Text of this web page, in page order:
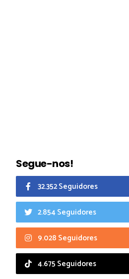
Segue-nos!
32.352 Seguidores
2.854 Seguidores
9.028 Seguidores
4.675 Seguidores